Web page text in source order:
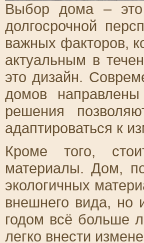
Выбор дома –
долгосрочной
важных факторов,
актуальным в
это дизайн.
домов
решения
адаптироваться к
Кроме того,
материалы. Дом,
экологичных
внешнего вида, но
годом всё больше
легко внести